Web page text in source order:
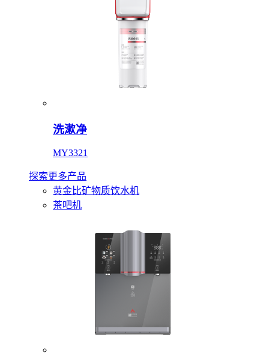
洗漱净
MY3321
探索更多产品
黄金比矿物质饮水机
茶吧机